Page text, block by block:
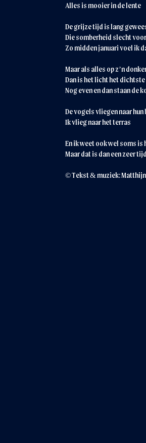
Alles is mooier in de lente
De grijze tijd is lang
Die somberheid slecht
Zo midden januari voel ik
Maar als alles op z’n
Dan is het licht het
Nog even en dan staan de
De vogels vliegen naar
Ik vlieg naar het terras
En ik weet ook wel soms is
Maar dat is dan een zeer
© Tekst & muziek: